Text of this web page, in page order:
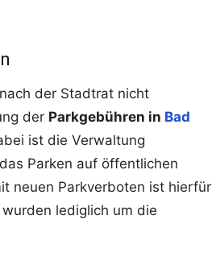
der Stadtrat nicht
der Parkgebühren in Bad
ist die Verwaltung
Parken auf öffentlichen
neuen Parkverboten ist hierfür
lediglich um die